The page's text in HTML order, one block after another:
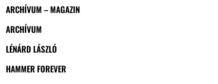
ARCHÍVUM – MAGAZIN
ARCHÍVUM
LÉNÁRD LÁSZLÓ
HAMMER FOREVER